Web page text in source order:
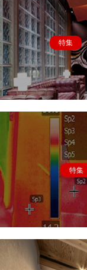
特集
特集